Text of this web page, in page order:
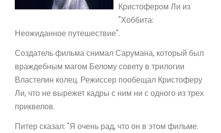
Кристофером Ли из
"Хоббита:
Неожиданное путешествие".
Создатель фильма снимал Сарумана, который был
враждебным магом Белому совету в трилогии
Властелин колец. Режиссер пообещал Кристоферу
Ли, что не вырежет кадры с ним ни с одного из трех
приквелов.
Питер сказал: "Я очень рад, что он в этом фильме.